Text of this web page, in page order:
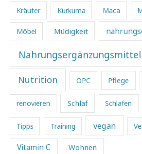
Kräuter Kurkuma Maca
Möbel Müdigkeit
Nahrungsergänzungsmittel
Nutrition OPC Pflege
renovieren Schlaf Schlafen
Tipps Training vegan
Vitamin C Wohnen